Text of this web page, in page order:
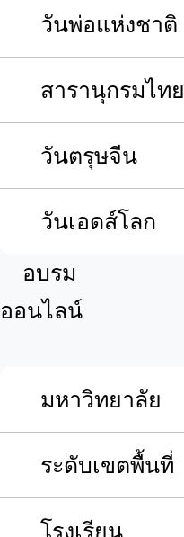
วันพ่อแห่งชาติ
สารานุกรมไทย
วันตรุษจีน
วันเอดส์โลก
อบรม
ออนไลน์
มหาวิทยาลัย
ระดับเขตพื้นที่
โรงเรียน